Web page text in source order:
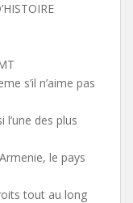
s’il n’aime pas
des plus
le pays
tout au long